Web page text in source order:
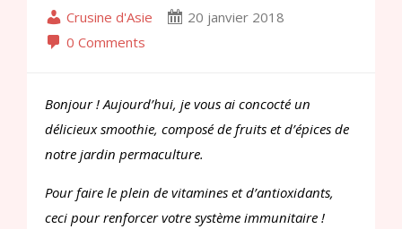
Crusine d'Asie
20 janvier 2018
0 Comments
Bonjour ! Aujourd’hui, je vous ai concocté un
délicieux smoothie, composé de fruits et d’épices de
notre jardin permaculture.
Pour faire le plein de vitamines et d’antioxidants,
ceci pour renforcer votre système immunitaire !